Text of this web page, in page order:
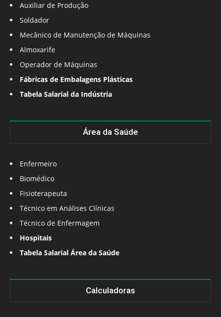
Auxiliar de Produção
Soldador
Mecânico de Manutenção de Máquinas
Almoxarife
Operador de Máquinas
Fábricas de Embalagens Plásticas
Tabela Salarial da Indústria
Área da Saúde
Enfermeiro
Biomédico
Fisioterapeuta
Técnico em Análises Clínicas
Técnico de Enfermagem
Hospitais
Tabela Salarial Área da Saúde
Calculadoras